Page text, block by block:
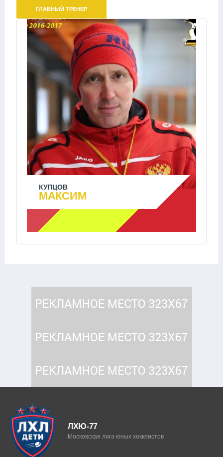
ГЛАВНЫЙ ТРЕНЕР
КУПЦОВ
МАКСИМ
ЛХЮ-77
Московская лига юных хоккеистов